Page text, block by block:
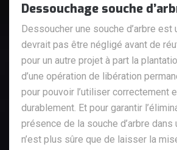
Dessouchage souche
Dessoucher une souche d’arbre est
devrait pas être négligé avant de
pour un autre projet à part la
d’une opération de libération
pour pouvoir l’utiliser correctement
durablement. Et pour garantir
présence de la souche d’arbre dans
n’est plus sûre que de laisser la